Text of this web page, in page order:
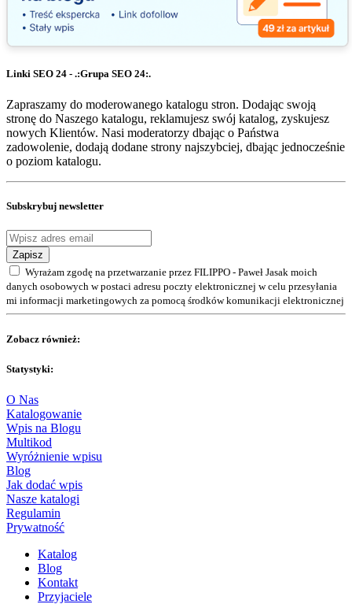
Linki SEO 24 - .:Grupa SEO 24:.
Zapraszamy do moderowanego katalogu stron. Dodając swoją
stronę do Naszego katalogu, reklamujesz swój katalog, zyskujesz
nowych Klientów. Nasi moderatorzy dbając o Państwa
zadowolenie, dodają dodane strony najszybciej, dbając jednocześnie
o poziom katalogu.
Subskrybuj newsletter
Zapisz
Wyrażam zgodę na przetwarzanie przez FILIPPO - Paweł Jasak moich
danych osobowych w postaci adresu poczty elektronicznej w celu przesyłania
mi informacji marketingowych za pomocą środków komunikacji elektronicznej
Zobacz również:
Statystyki:
O Nas
Katalogowanie
Wpis na Blogu
Multikod
Wyróżnienie wpisu
Blog
Jak dodać wpis
Nasze katalogi
Regulamin
Prywatność
Katalog
Blog
Kontakt
Przyjaciele